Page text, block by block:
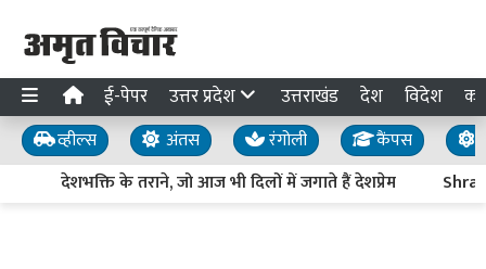
ई-पेपर उत्तर प्रदेश उत्तराखंड देश विदेश
व्हील्स अंतस रंगोली कैंपस
देशभक्ति के तराने, जो आज भी दिलों में जगाते हैं देशप्रेम